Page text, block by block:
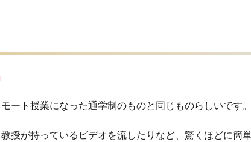
ート授業になった通学制のものと同じものらしいです。
授が持っているビデオを流したりなど、驚くほどに簡単